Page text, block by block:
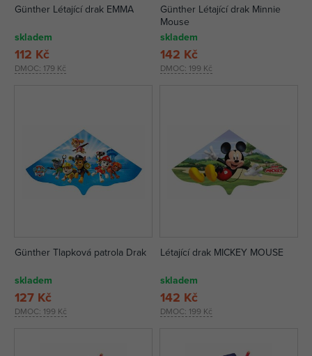
Günther Létající drak EMMA
skladem
DMOC: 179 Kč
112 Kč
Günther Létající drak Minnie
Mouse
skladem
DMOC: 199 Kč
142 Kč
Günther Tlapková patrola Drak
skladem
DMOC: 199 Kč
127 Kč
Létající drak MICKEY MOUSE
skladem
DMOC: 199 Kč
142 Kč